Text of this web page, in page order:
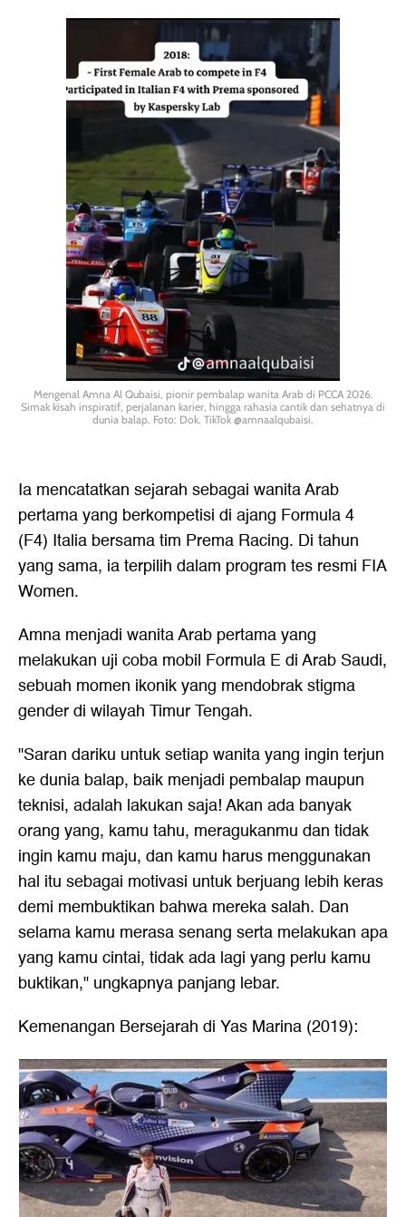
Mengenal Amna Al Qubaisi, pionir pembalap wanita Arab di PCCA 2026.
Simak kisah inspiratif, perjalanan karier, hingga rahasia cantik dan sehatnya di
dunia balap. Foto: Dok. TikTok @amnaalqubaisi.
Ia mencatatkan sejarah sebagai wanita Arab
pertama yang berkompetisi di ajang Formula 4
(F4) Italia bersama tim Prema Racing. Di tahun
yang sama, ia terpilih dalam program tes resmi FIA
Women.
Amna menjadi wanita Arab pertama yang
melakukan uji coba mobil Formula E di Arab Saudi,
sebuah momen ikonik yang mendobrak stigma
gender di wilayah Timur Tengah.
"Saran dariku untuk setiap wanita yang ingin terjun
ke dunia balap, baik menjadi pembalap maupun
teknisi, adalah lakukan saja! Akan ada banyak
orang yang, kamu tahu, meragukanmu dan tidak
ingin kamu maju, dan kamu harus menggunakan
hal itu sebagai motivasi untuk berjuang lebih keras
demi membuktikan bahwa mereka salah. Dan
selama kamu merasa senang serta melakukan apa
yang kamu cintai, tidak ada lagi yang perlu kamu
buktikan," ungkapnya panjang lebar.
Kemenangan Bersejarah di Yas Marina (2019):